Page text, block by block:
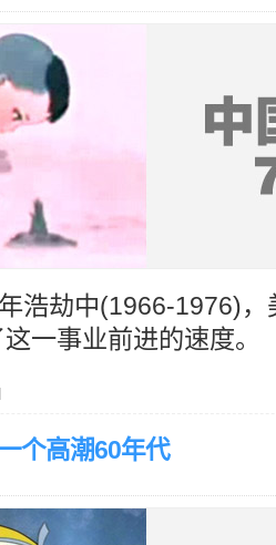
浩劫中(1966-1976)
一事业前进的速度。
个高潮60年代